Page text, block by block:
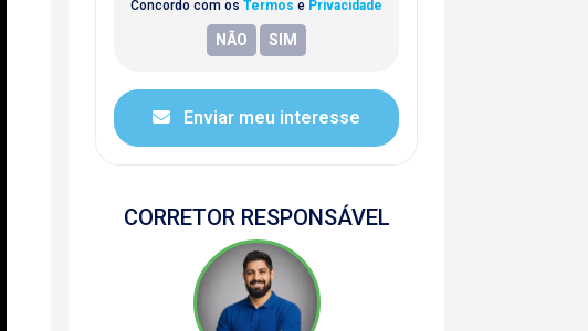
Concordo com os Termos e Privacidade
Enviar meu interesse
CORRETOR RESPONSÁVEL